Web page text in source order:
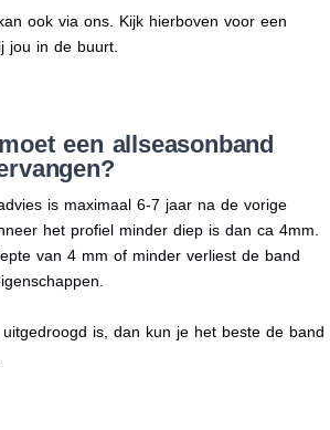
ook via ons. Kijk hierboven voor een
jou in de buurt.
een allseasonband
is maximaal 6-7 jaar na de vorige
het profiel minder diep is dan ca 4mm.
van 4 mm of minder verliest de band
is, dan kun je het beste de band